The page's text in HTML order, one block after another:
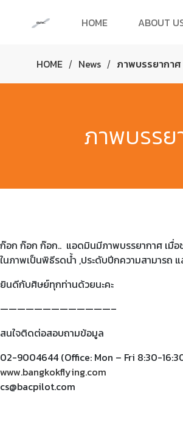
HOME ABOUT
HOME / News / ภาพบรรยากา
ภาพบรรย
ก๊อก ก๊อก ก๊อก.. แอดมินมีภาพบรรยากาศ เมื่
ในภาพเป็นพิธีรดน้ำ ,ประดับปีกความสามารถ
ยินดีกับศิษย์ทุกท่านด้วยนะคะ
—————————————–
สนใจติดต่อสอบถามข้อมูล
02-9004644 (Office: Mon – Fri 8:30-
www.bangkokflying.com
cs@bacpilot.com